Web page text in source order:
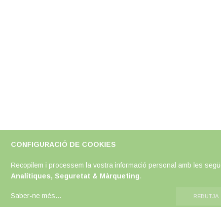
CONFIGURACIÓ DE COOKIES
Recopilem i processem la vostra informació personal amb les
Analítiques, Seguretat & Màrqueting.
Saber-ne més... REBUTJA